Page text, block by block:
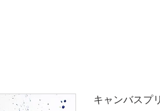
キャンバスプ